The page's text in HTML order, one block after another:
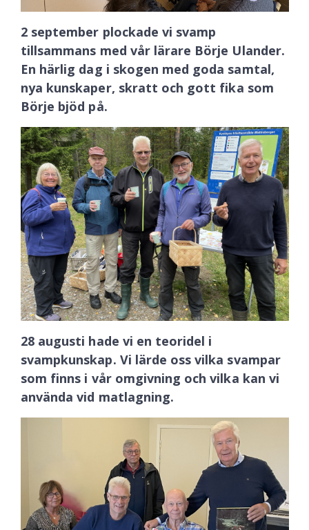
2 september plockade vi svamp
tillsammans med vår lärare Börje Ulander.
En härlig dag i skogen med goda samtal,
nya kunskaper, skratt och gott fika som
Börje bjöd på.
28 augusti hade vi en teoridel i
svampkunskap. Vi lärde oss vilka svampar
som finns i vår omgivning och vilka kan vi
använda vid matlagning.